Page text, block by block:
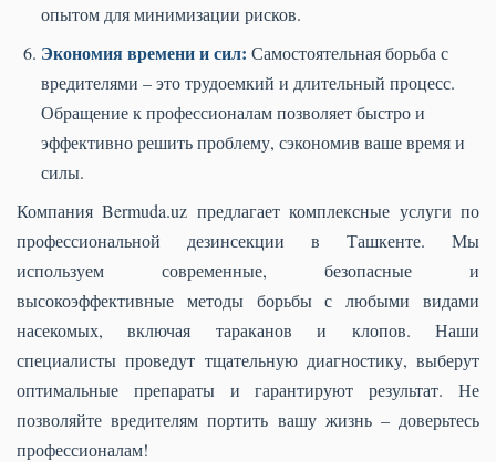
опытом для минимизации рисков.
Экономия времени и сил: Самостоятельная борьба с
вредителями – это трудоемкий и длительный процесс.
Обращение к профессионалам позволяет быстро и
эффективно решить проблему, сэкономив ваше время и
силы.
Компания Bermuda.uz предлагает комплексные услуги по
профессиональной дезинсекции в Ташкенте. Мы
используем современные, безопасные и
высокоэффективные методы борьбы с любыми видами
насекомых, включая тараканов и клопов. Наши
специалисты проведут тщательную диагностику, выберут
оптимальные препараты и гарантируют результат. Не
позволяйте вредителям портить вашу жизнь – доверьтесь
профессионалам!